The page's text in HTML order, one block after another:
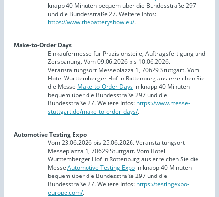
knapp 40 Minuten bequem über die Bundesstraße 297
und die Bundesstraße 27. Weitere Infos:
https://www.thebatteryshow.eu/.
Make-to-Order Days
Einkäufermesse für Präzisionsteile, Auftragsfertigung und
Zerspanung. Vom 09.06.2026 bis 10.06.2026.
Veranstaltungsort Messepiazza 1, 70629 Stuttgart. Vom
Hotel Württemberger Hof in Rottenburg aus erreichen Sie
die Messe Make-to-Order Days in knapp 40 Minuten
bequem über die Bundesstraße 297 und die
Bundesstraße 27. Weitere Infos: https://www.messe-
stuttgart.de/make-to-order-days/.
Automotive Testing Expo
Vom 23.06.2026 bis 25.06.2026. Veranstaltungsort
Messepiazza 1, 70629 Stuttgart. Vom Hotel
Württemberger Hof in Rottenburg aus erreichen Sie die
Messe Automotive Testing Expo in knapp 40 Minuten
bequem über die Bundesstraße 297 und die
Bundesstraße 27. Weitere Infos: https://testingexpo-
europe.com/.